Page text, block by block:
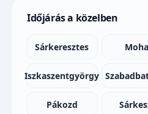
Időjárás a közelben
Sárkeresztes Moha
Iszkaszentgyörgy
Pákozd